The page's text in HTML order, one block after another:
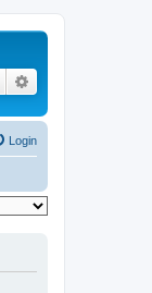
Cerca
Login